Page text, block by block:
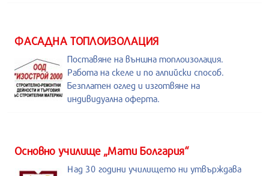
ФАСАДНА ТОПЛОИЗОЛАЦИЯ
Поставяне на външна топлоизолация.
Работа на скеле и по алпийски способ.
Безплатен оглед и изготвяне на
индивидуална оферта.
Основно училище „Мати Болгария“
Над 30 години училището ни утвърждава